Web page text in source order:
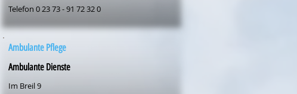
Telefon 0 23 73 - 91 72 32 0
Ambulante Pflege
Ambulante Dienste
Im Breil 9